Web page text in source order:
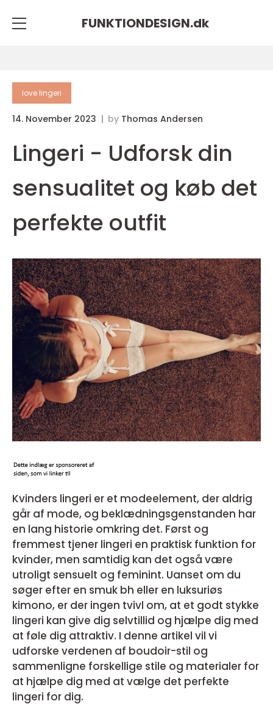
FUNKTIONDESIGN.dk
love lingeri
14. November 2023 by Thomas Andersen
Lingeri - Udforsk din
sensualitet og køb det
perfekte outfit
Kvinders lingeri er et modeelement, der aldrig
går af mode, og beklædningsgenstanden har
en lang historie omkring det. Først og
fremmest tjener lingeri en praktisk funktion for
kvinder, men samtidig kan det også være
utroligt sensuelt og feminint. Uanset om du
søger efter en smuk bh eller en luksuriøs
kimono, er der ingen tvivl om, at et godt stykke
lingeri kan give dig selvtillid og hjælpe dig med
at føle dig attraktiv. I denne artikel vil vi
udforske verdenen af boudoir-stil og
sammenligne forskellige stile og materialer for
at hjælpe dig med at vælge det perfekte
lingeri for dig.